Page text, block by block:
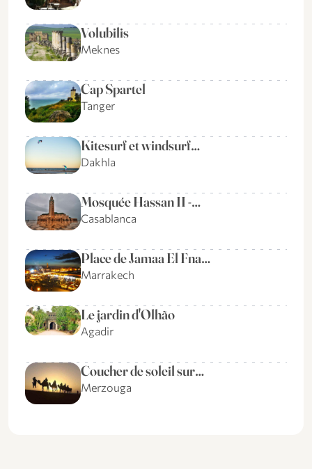
Volubilis
Meknes
Cap Spartel
Tanger
Kitesurf et windsurf…
Dakhla
Mosquée Hassan II -…
Casablanca
Place de Jamaa El Fna…
Marrakech
Le jardin d'Olhão
Agadir
Coucher de soleil sur…
Merzouga